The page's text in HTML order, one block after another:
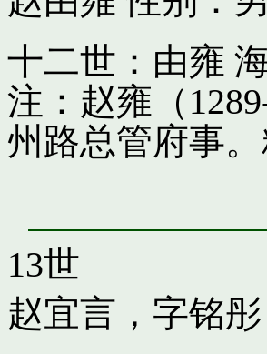
十二世：由雍
注：赵雍（
州路总管府事
13世
赵宜言，字铭